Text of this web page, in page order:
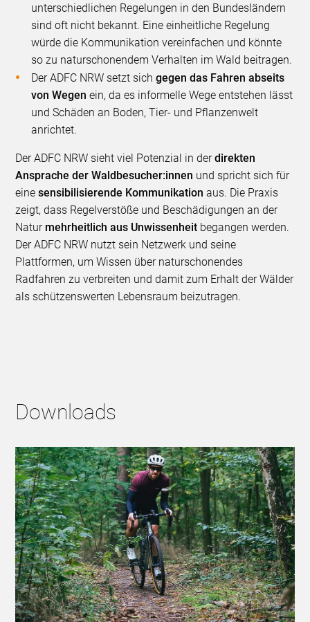
unterschiedlichen Regelungen in den Bundesländern
sind oft nicht bekannt. Eine einheitliche Regelung
würde die Kommunikation vereinfachen und könnte
so zu naturschonendem Verhalten im Wald beitragen.
Der ADFC NRW setzt sichgegen das Fahren abseits
von Wegen ein, da es informelle Wege entstehen lässt
und Schäden an Boden, Tier- und Pflanzenwelt
anrichtet.
Der ADFC NRW sieht viel Potenzial in derdirekten
Ansprache der Waldbesucher:innen und spricht sich für
einesensibilisierende Kommunikation aus. Die Praxis
zeigt, dass Regelverstöße und Beschädigungen an der
Natur mehrheitlich aus Unwissenheit begangen werden.
Der ADFC NRW nutzt sein Netzwerk und seine
Plattformen, um Wissen über naturschonendes
Radfahren zu verbreiten und damit zum Erhalt der Wälder
als schützenswerten Lebensraum beizutragen.
Downloads